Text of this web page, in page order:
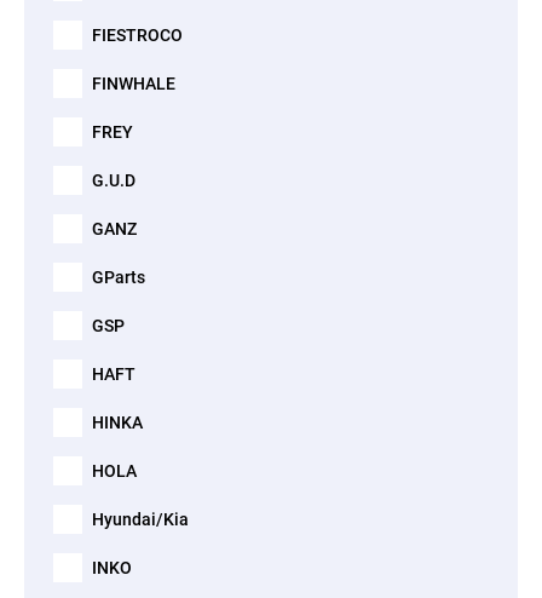
FIESTROCO
FINWHALE
FREY
G.U.D
GANZ
GParts
GSP
HAFT
HINKA
HOLA
Hyundai/Kia
INKO